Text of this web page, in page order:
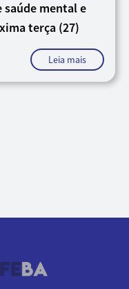
saúde mental e
terça (27)
Leia mais